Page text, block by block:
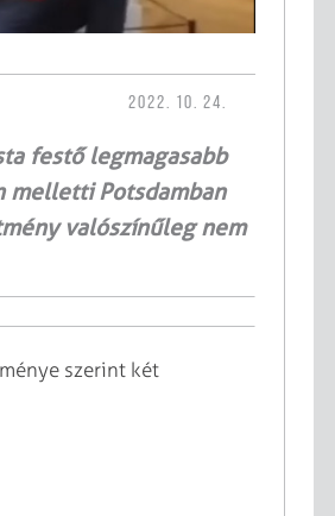
2022. 10. 24.
festő legmagasabb
melletti Potsdamban
valószínűleg nem
szerint két